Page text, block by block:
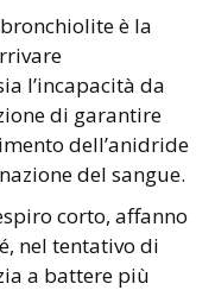
è la
l’incapacità da
di garantire
dell’anidride
del sangue.
corto, affanno
nel tentativo di
a battere più